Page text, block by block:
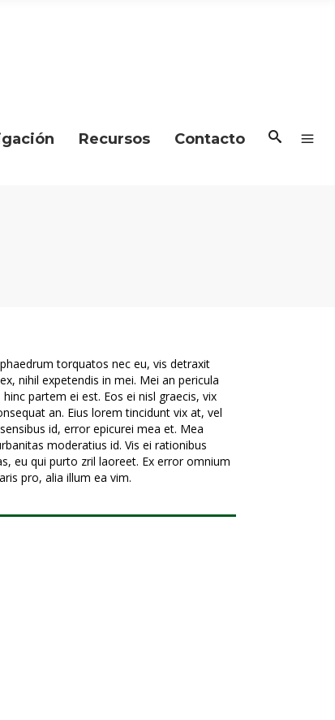
Recursos Contacto
torquatos nec eu, vis detraxit
nihil expetendis in mei. Mei an pericula
hinc partem ei est. Eos ei nisl graecis, vix
an. Eius lorem tincidunt vix at, vel
id, error epicurei mea et. Mea
moderatius id. Vis ei rationibus
eu qui purto zril laoreet. Ex error omnium
pro, alia illum ea vim.